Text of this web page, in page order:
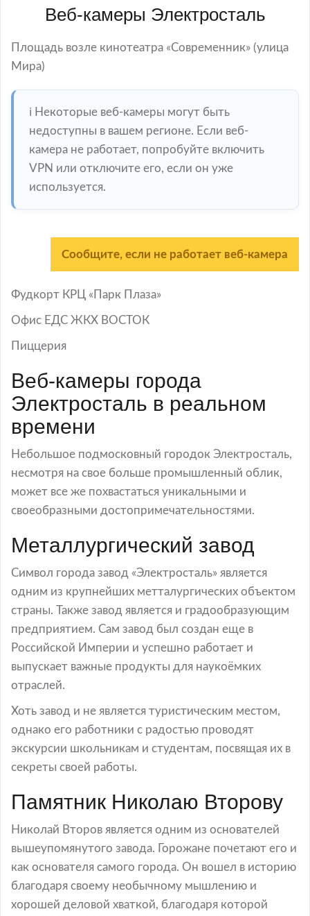
Веб-камеры Электросталь
Площадь возле кинотеатра «Современник» (улица
Мира)
ℹ️ Некоторые веб-камеры могут быть
недоступны в вашем регионе. Если веб-
камера не работает, попробуйте включить
VPN или отключите его, если он уже
используется.
Сообщите, если не работает веб-камера
Фудкорт КРЦ «Парк Плаза»
Офис ЕДС ЖКХ ВОСТОК
Пиццерия
Веб-камеры города
Электросталь в реальном
времени
Небольшое подмосковный городок Электросталь,
несмотря на свое больше промышленный облик,
может все же похвастаться уникальными и
своеобразными достопримечательностями.
Металлургический завод
Символ города завод «Электросталь» является
одним из крупнейших метталургических объектом
страны. Также завод является и градообразующим
предприятием. Сам завод был создан еще в
Российской Империи и успешно работает и
выпускает важные продукты для наукоёмких
отраслей.
Хоть завод и не является туристическим местом,
однако его работники с радостью проводят
экскурсии школьникам и студентам, посвящая их в
секреты своей работы.
Памятник Николаю Второву
Николай Второв является одним из основателей
вышеупомянутого завода. Горожане почетают его и
как основателя самого города. Он вошел в историю
благодаря своему необычному мышлению и
хорошей деловой хваткой, благодаря которой